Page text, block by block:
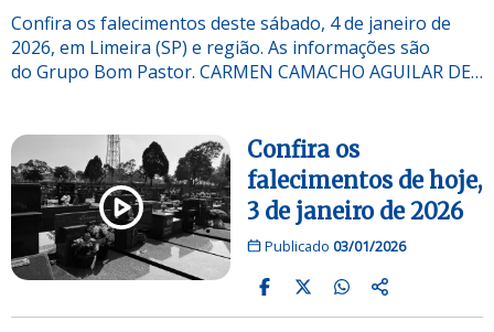
Confira os falecimentos deste sábado, 4 de janeiro de
2026, em Limeira (SP) e região. As informações são
do Grupo Bom Pastor. CARMEN CAMACHO AGUILAR DE…
Confira os
falecimentos de hoje,
3 de janeiro de 2026
Publicado 03/01/2026